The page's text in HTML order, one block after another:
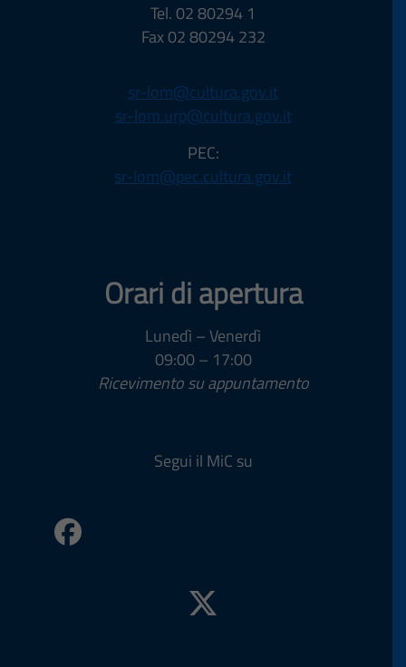
Tel. 02 80294 1
Fax 02 80294 232
sr-lom@cultura.gov.it
sr-lom.urp@cultura.gov.it
PEC:
sr-lom@pec.cultura.gov.it
Orari di apertura
Lunedì – Venerdì
09:00 – 17:00
Ricevimento su appuntamento
Segui il MiC su